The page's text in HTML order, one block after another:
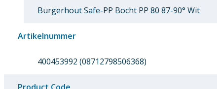
Burgerhout Safe-PP Bocht PP 80 87-90° Wit
Artikelnummer
400453992 (08712798506368)